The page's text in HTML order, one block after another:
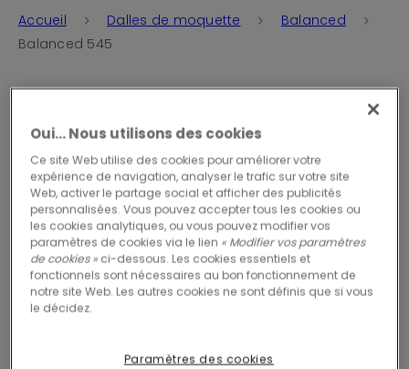
Accueil Dalles de moquette
Balanced
Balanced 545
Oui… Nous utilisons des cookies
Ce site Web utilise des cookies pour améliorer votre
expérience de navigation, analyser le trafic sur votre site
Web, activer le partage social et afficher des publicités
personnalisées. Vous pouvez accepter tous les cookies ou
les cookies analytiques, ou vous pouvez modifier vos
paramètres de cookies via le lien « Modifier vos paramètres
de cookies » ci-dessous. Les cookies essentiels et
fonctionnels sont nécessaires au bon fonctionnement de
notre site Web. Les autres cookies ne sont définis que si vous
le décidez.
Paramètres des cookies